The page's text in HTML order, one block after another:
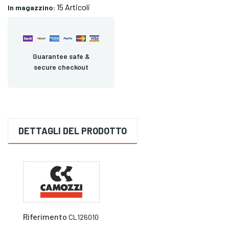
In magazzino: 15 Articoli
Guarantee safe &
secure checkout
DETTAGLI DEL PRODOTTO
Riferimento CL126010